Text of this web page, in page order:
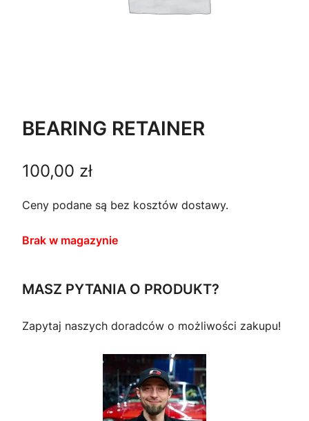
BEARING RETAINER
100,00 zł
Ceny podane są bez kosztów dostawy.
Brak w magazynie
MASZ PYTANIA O PRODUKT?
Zapytaj naszych doradców o możliwości zakupu!